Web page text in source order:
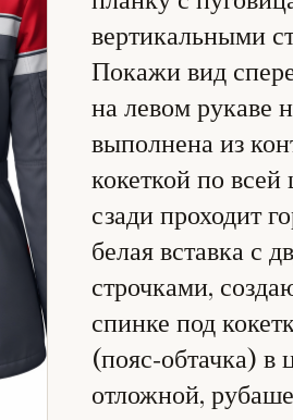
вертикальными
Покажи вид
на левом рукаве
выполнена из
кокеткой по
сзади проходит
белая вставка с
строчками,
спинке под
(пояс‑обтачка) в
отложной,